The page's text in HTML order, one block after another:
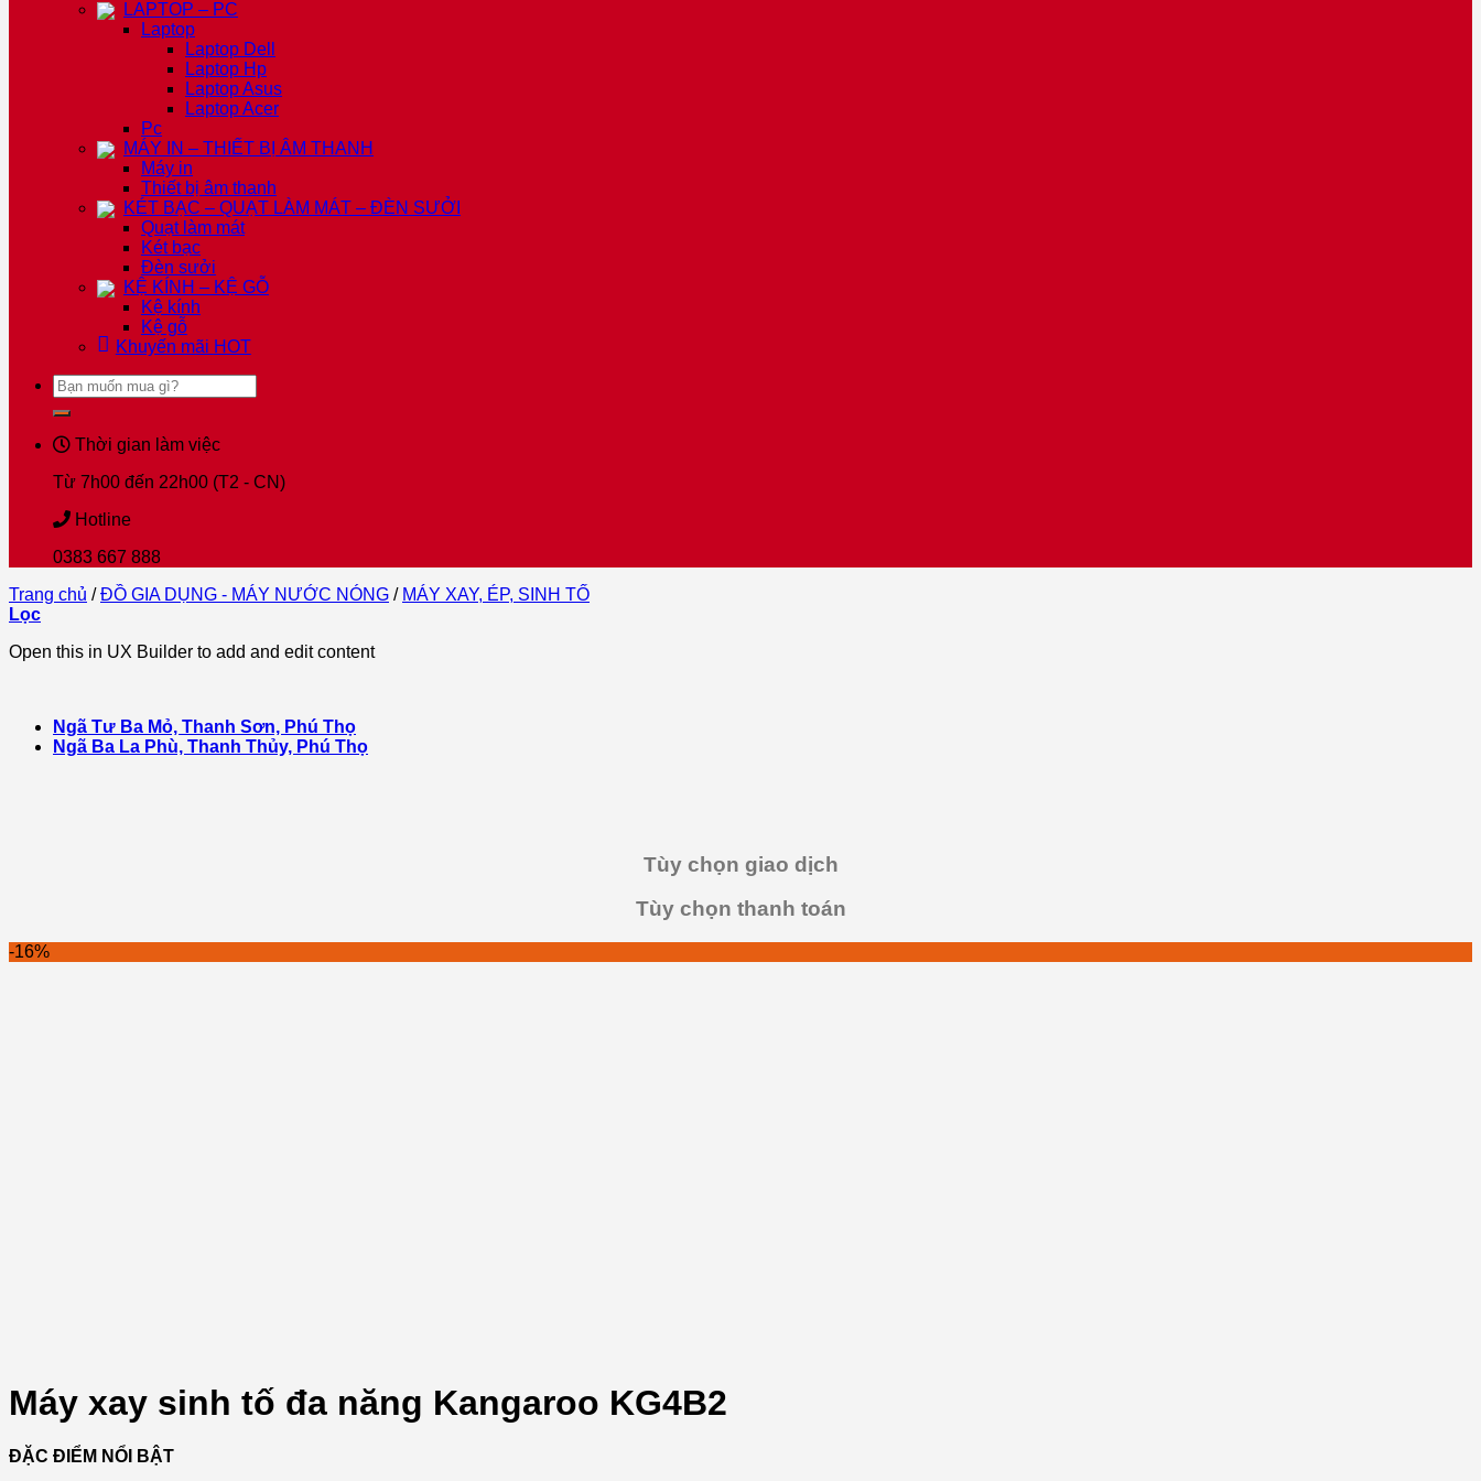
LAPTOP – PC
Laptop
Laptop Dell
Laptop Hp
Laptop Asus
Laptop Acer
Pc
MÁY IN – THIẾT BỊ ÂM THANH
Máy in
Thiết bị âm thanh
KÉT BẠC – QUẠT LÀM MÁT – ĐÈN SƯỞI
Quạt làm mát
Két bạc
Đèn sưởi
KỆ KÍNH – KỆ GỖ
Kệ kính
Kệ gỗ
Khuyến mãi HOT
Tìm
kiếm:
Thời gian làm việc
Từ 7h00 đến 22h00 (T2 - CN)
Hotline
0383 667 888
Trang chủ / ĐỒ GIA DỤNG - MÁY NƯỚC NÓNG / MÁY XAY, ÉP, SINH TỐ
Lọc
Open this in UX Builder to add and edit content
Ngã Tư Ba Mỏ, Thanh Sơn, Phú Thọ
Ngã Ba La Phù, Thanh Thủy, Phú Thọ
Tùy chọn giao dịch
Tùy chọn thanh toán
-16%
Máy xay sinh tố đa năng Kangaroo KG4B2
ĐẶC ĐIỂM NỔI BẬT